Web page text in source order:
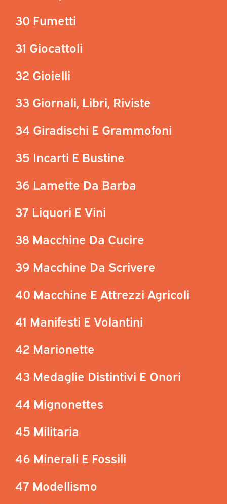
30 Fumetti
31 Giocattoli
32 Gioielli
33 Giornali, Libri, Riviste
34 Giradischi E Grammofoni
35 Incarti E Bustine
36 Lamette Da Barba
37 Liquori E Vini
38 Macchine Da Cucire
39 Macchine Da Scrivere
40 Macchine E Attrezzi Agricoli
41 Manifesti E Volantini
42 Marionette
43 Medaglie Distintivi E Onori
44 Mignonettes
45 Militaria
46 Minerali E Fossili
47 Modellismo